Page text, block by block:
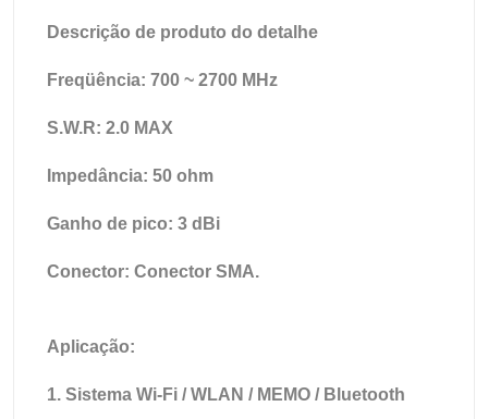
Descrição de produto do detalhe
Freqüência: 700 ~ 2700 MHz
S.W.R: 2.0 MAX
Impedância: 50 ohm
Ganho de pico: 3 dBi
Conector: Conector SMA.
Aplicação:
1. Sistema Wi-Fi / WLAN / MEMO / Bluetooth